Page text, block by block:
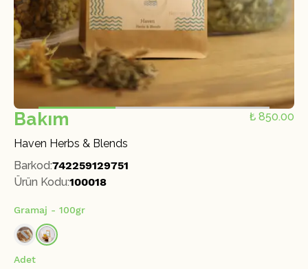
Bakım ₺ 850.00
Haven Herbs & Blends
Barkod:742259129751
Ürün Kodu:100018
Gramaj - 100gr
Adet